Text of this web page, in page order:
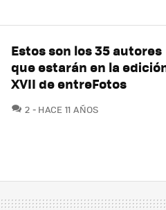
Estos son los 35 autores
que estarán en la
XVII de entreFotos
2 COMENTARIOS
HACE 11 AÑOS